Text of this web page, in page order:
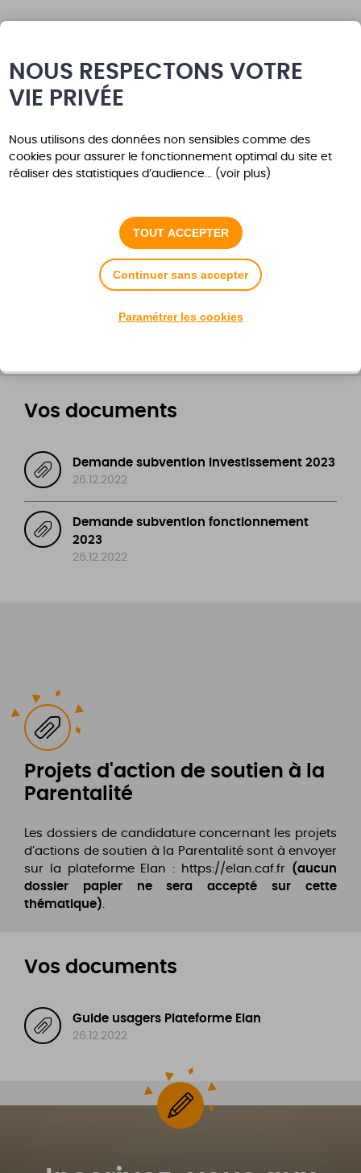
d'investissement ou de
fonctionnement
Nous vous remercions de bien vouloir retourner le
(investissement ou fonctionnement) complété et
Vos documents
Demande subvention investissement 2023
26.12.2022
Demande subvention fonctionnement
2023
26.12.2022
Projets d'action de soutien à la
Parentalité
Les dossiers de candidature concernant les projets
d’actions de soutien à la Parentalité sont à envoyer
sur la plateforme Elan : https://elan.caf.fr (aucun
dossier papier ne sera accepté sur cette
thématique).
Vos documents
Guide usagers Plateforme Elan
26.12.2022
NOUS RESPECTONS VOTRE
VIE PRIVÉE
Nous utilisons des données non sensibles comme des
cookies pour assurer le fonctionnement optimal du site et
réaliser des statistiques d’audience... (voir plus)
TOUT ACCEPTER
Continuer sans accepter
Paramétrer les cookies